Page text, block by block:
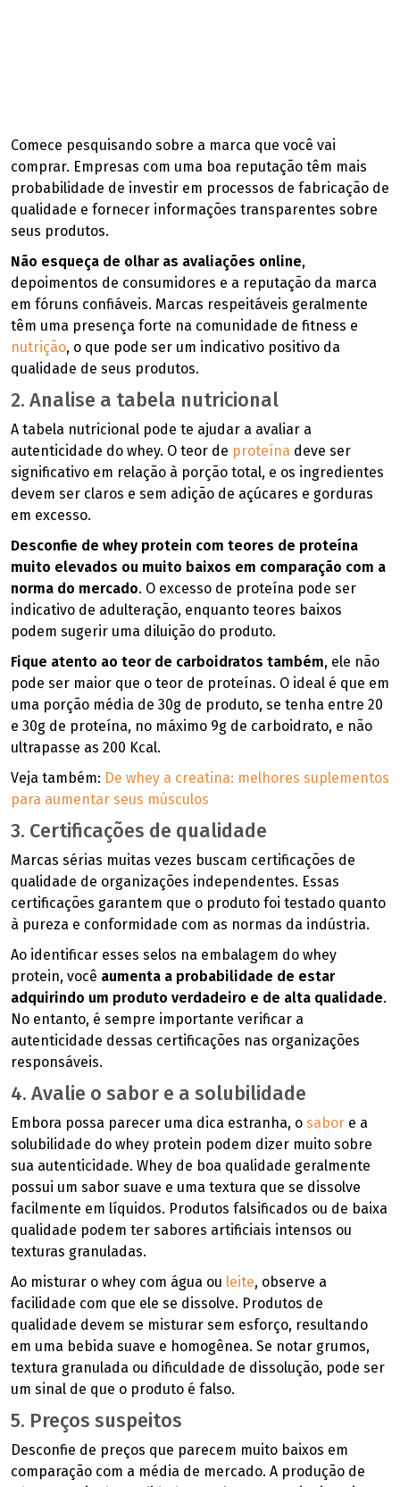
Comece pesquisando sobre a marca que você vai
comprar. Empresas com uma boa reputação têm mais
probabilidade de investir em processos de fabricação de
qualidade e fornecer informações transparentes sobre
seus produtos.
Não esqueça de olhar as avaliações online,
depoimentos de consumidores e a reputação da marca
em fóruns confiáveis. Marcas respeitáveis geralmente
têm uma presença forte na comunidade de fitness e
nutrição, o que pode ser um indicativo positivo da
qualidade de seus produtos.
2. Analise a tabela nutricional
A tabela nutricional pode te ajudar a avaliar a
autenticidade do whey. O teor de proteína deve ser
significativo em relação à porção total, e os ingredientes
devem ser claros e sem adição de açúcares e gorduras
em excesso.
Desconfie de whey protein com teores de proteína
muito elevados ou muito baixos em comparação com a
norma do mercado. O excesso de proteína pode ser
indicativo de adulteração, enquanto teores baixos
podem sugerir uma diluição do produto.
Fique atento ao teor de carboidratos também, ele não
pode ser maior que o teor de proteínas. O ideal é que em
uma porção média de 30g de produto, se tenha entre 20
e 30g de proteína, no máximo 9g de carboidrato, e não
ultrapasse as 200 Kcal.
Veja também: De whey a creatina: melhores suplementos
para aumentar seus músculos
3. Certificações de qualidade
Marcas sérias muitas vezes buscam certificações de
qualidade de organizações independentes. Essas
certificações garantem que o produto foi testado quanto
à pureza e conformidade com as normas da indústria.
Ao identificar esses selos na embalagem do whey
protein, você aumenta a probabilidade de estar
adquirindo um produto verdadeiro e de alta qualidade.
No entanto, é sempre importante verificar a
autenticidade dessas certificações nas organizações
responsáveis.
4. Avalie o sabor e a solubilidade
Embora possa parecer uma dica estranha, o sabor e a
solubilidade do whey protein podem dizer muito sobre
sua autenticidade. Whey de boa qualidade geralmente
possui um sabor suave e uma textura que se dissolve
facilmente em líquidos. Produtos falsificados ou de baixa
qualidade podem ter sabores artificiais intensos ou
texturas granuladas.
Ao misturar o whey com água ou leite, observe a
facilidade com que ele se dissolve. Produtos de
qualidade devem se misturar sem esforço, resultando
em uma bebida suave e homogênea. Se notar grumos,
textura granulada ou dificuldade de dissolução, pode ser
um sinal de que o produto é falso.
5. Preços suspeitos
Desconfie de preços que parecem muito baixos em
comparação com a média de mercado. A produção de